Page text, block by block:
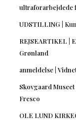
ultraforarbejdede
UDSTILLING |
REJSEARTIKEL |
Grønland
anmeldelse |
Skovgaard
Fresco
OLE LUND